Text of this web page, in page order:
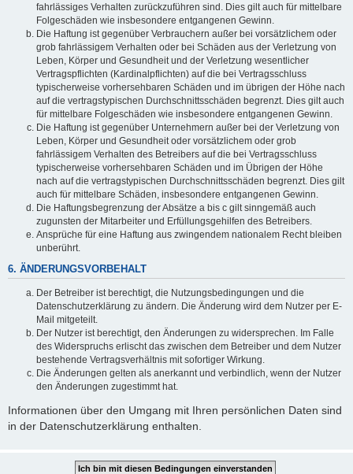
fahrlässiges Verhalten zurückzuführen sind. Dies gilt auch für mittelbare
Folgeschäden wie insbesondere entgangenen Gewinn.
Die Haftung ist gegenüber Verbrauchern außer bei vorsätzlichem oder
grob fahrlässigem Verhalten oder bei Schäden aus der Verletzung von
Leben, Körper und Gesundheit und der Verletzung wesentlicher
Vertragspflichten (Kardinalpflichten) auf die bei Vertragsschluss
typischerweise vorhersehbaren Schäden und im übrigen der Höhe nach
auf die vertragstypischen Durchschnittsschäden begrenzt. Dies gilt auch
für mittelbare Folgeschäden wie insbesondere entgangenen Gewinn.
Die Haftung ist gegenüber Unternehmern außer bei der Verletzung von
Leben, Körper und Gesundheit oder vorsätzlichem oder grob
fahrlässigem Verhalten des Betreibers auf die bei Vertragsschluss
typischerweise vorhersehbaren Schäden und im Übrigen der Höhe
nach auf die vertragstypischen Durchschnittsschäden begrenzt. Dies gilt
auch für mittelbare Schäden, insbesondere entgangenen Gewinn.
Die Haftungsbegrenzung der Absätze a bis c gilt sinngemäß auch
zugunsten der Mitarbeiter und Erfüllungsgehilfen des Betreibers.
Ansprüche für eine Haftung aus zwingendem nationalem Recht bleiben
unberührt.
6. ÄNDERUNGSVORBEHALT
Der Betreiber ist berechtigt, die Nutzungsbedingungen und die
Datenschutzerklärung zu ändern. Die Änderung wird dem Nutzer per E-
Mail mitgeteilt.
Der Nutzer ist berechtigt, den Änderungen zu widersprechen. Im Falle
des Widerspruchs erlischt das zwischen dem Betreiber und dem Nutzer
bestehende Vertragsverhältnis mit sofortiger Wirkung.
Die Änderungen gelten als anerkannt und verbindlich, wenn der Nutzer
den Änderungen zugestimmt hat.
Informationen über den Umgang mit Ihren persönlichen Daten sind
in der Datenschutzerklärung enthalten.